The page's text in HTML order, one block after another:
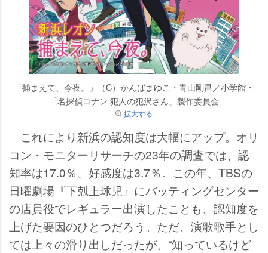
「捕まえて、今夜。」（C）かんばまゆこ・青山剛昌／小学館・
「名探偵コナン 犯人の犯沢さん」製作委員会
拡大する
これにより新浜の認知度は大幅にアップ。オリ
コン・モニターリサーチの23年の調査では、認
知率は17.0％、好感度は3.7％。この年、TBSの
日曜劇場『下剋上球児』にバッティングセンター
の店員役でレギュラー出演したことも、認知度を
上げた要因のひとつだろう。ただ、演歌歌手とし
ては上々の滑り出しだったが、“知っているけど